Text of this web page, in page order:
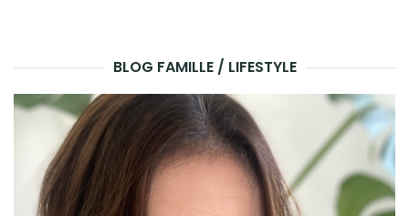
BLOG FAMILLE / LIFESTYLE